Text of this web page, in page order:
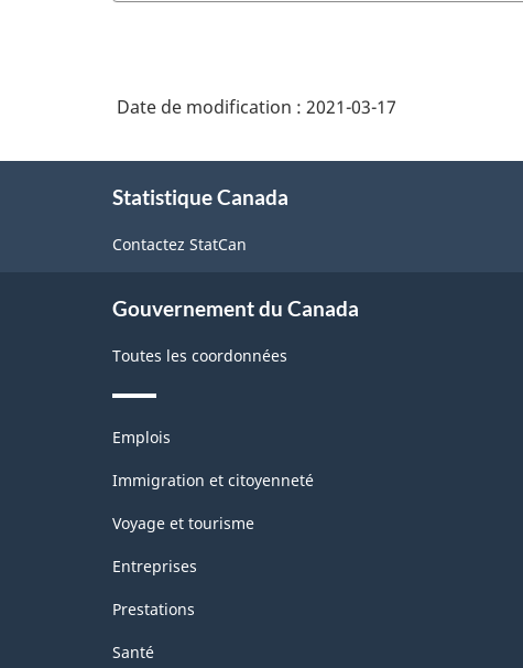
Date de modification : 2021-03-17
Statistique Canada
Contactez StatCan
Gouvernement du Canada
Toutes les coordonnées
Thèmes
sujets
Emplois
Immigration et citoyenneté
Voyage et tourisme
Entreprises
Prestations
Santé